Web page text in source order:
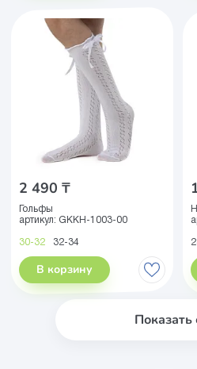
2 490 ₸
Гольфы
артикул: GKKH-1003-00
30-32 32-34
В корзину